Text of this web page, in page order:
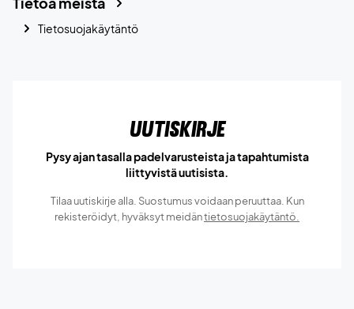
Tietosuojakäytäntö
Uutiskirje
Pysy ajan tasalla padelvarusteista ja tapahtumista
liittyvistä uutisista.
Tilaa uutiskirje alla. Suostumus voidaan peruuttaa. Kun
rekisteröidyt, hyväksyt meidäntietosuojakäytäntö.